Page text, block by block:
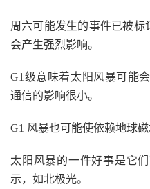
周六可能发生的事件已被标
会产生强烈影响。
G1级意味着太阳风暴可能
通信的影响很小。
G1 风暴也可能使依赖地球
太阳风暴的一件好事是它
示，如北极光。